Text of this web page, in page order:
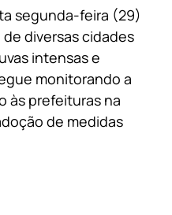
segunda-feira (29)
diversas cidades
intensas e
monitorando a
às prefeituras na
de medidas